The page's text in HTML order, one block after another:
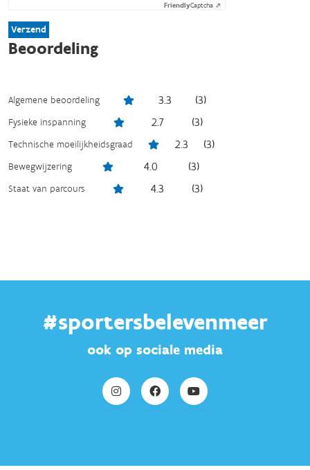
FriendlyCaptcha ⇗
Verzend
Beoordeling
Algemene beoordeling 3.3 (3)
Fysieke inspanning 2.7 (3)
Technische moeilijkheidsgraad 2.3 (3)
Bewegwijzering 4.0 (3)
Staat van parcours 4.3 (3)
#sportersbelevenmeer
ook op sociale media